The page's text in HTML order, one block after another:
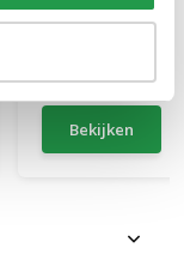
1 tot 2
23,95
Bekijken